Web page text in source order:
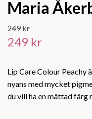
Maria
249 kr
249 kr
Lip Care Colour
nyans med mycket
du vill ha en mättad färg